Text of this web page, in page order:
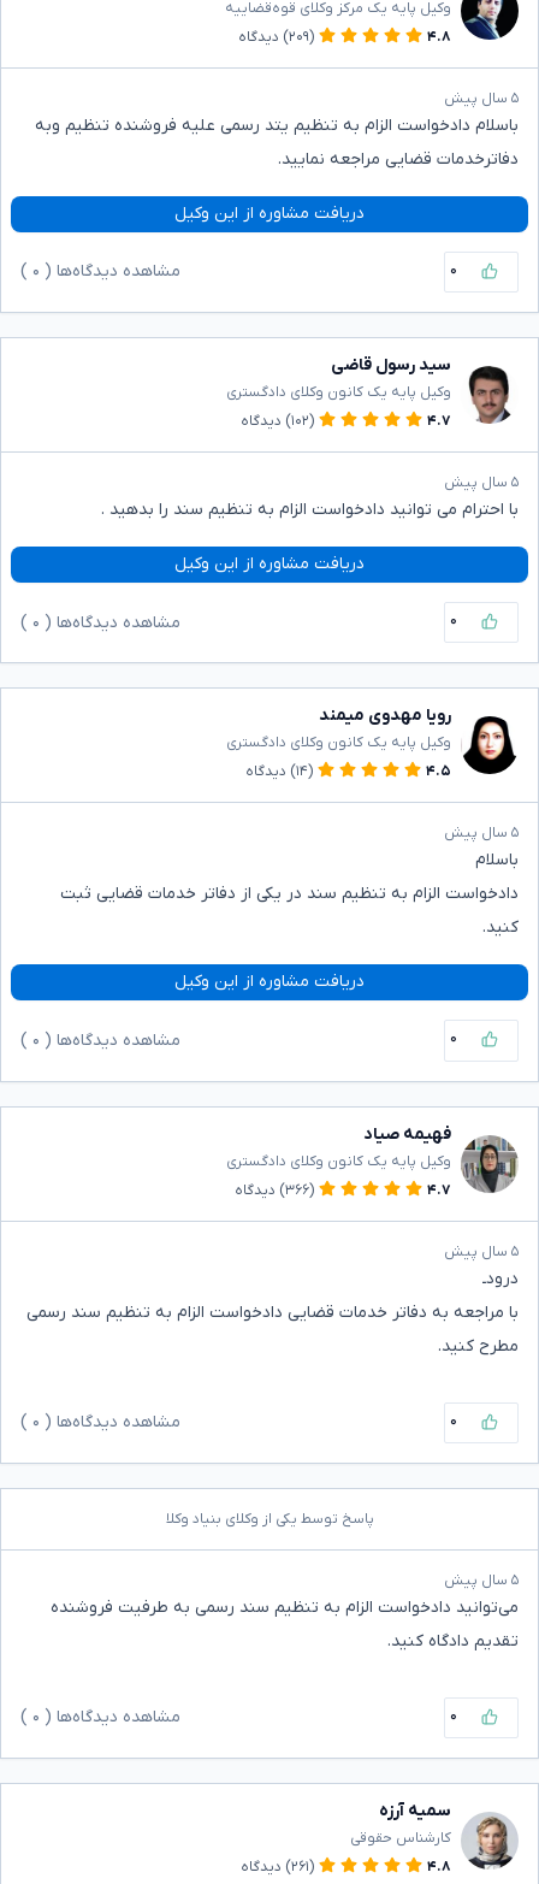
وکیل پایه یک مرکز وکلای قوه‌قضاییه
۴.۸
(۲۰۹) دیدگاه
۵ سال پیش
باسلام دادخواست الزام به تنظیم یتد رسمی علیه فروشنده تنظیم وبه
دفاترخدمات قضایی مراجعه نمایید.
دریافت مشاوره از این وکیل
۰ مشاهده دیدگاه‌ها ( ۰
سید رسول قاضی
وکیل پایه یک کانون وکلای دادگستری
۴.۷
(۱۰۲) دیدگاه
۵ سال پیش
با احترام می توانید دادخواست الزام به تنظیم سند را بدهید .
دریافت مشاوره از این وکیل
۰ مشاهده دیدگاه‌ها ( ۰
رویا مهدوی میمند
وکیل پایه یک کانون وکلای دادگستری
۴.۵
(۱۴) دیدگاه
۵ سال پیش
باسلام
دادخواست الزام به تنظیم سند در یکی از دفاتر خدمات قضایی ثبت
کنید.
دریافت مشاوره از این وکیل
۰ مشاهده دیدگاه‌ها ( ۰
فهیمه صیاد
وکیل پایه یک کانون وکلای دادگستری
۴.۷
(۳۶۶) دیدگاه
۵ سال پیش
درودـ
با مراجعه به دفاتر خدمات قضایی دادخواست الزام به تنظیم سند رسمی
مطرح کنید.
۰ مشاهده دیدگاه‌ها ( ۰
پاسخ توسط یکی از وکلای بنیاد وکلا
۵ سال پیش
می‌توانید دادخواست الزام به تنظیم سند رسمی به طرفیت فروشنده
تقدیم دادگاه کنید.
۰ مشاهده دیدگاه‌ها ( ۰
سمیه آرزه
کارشناس حقوقی
۴.۸
(۲۶۱) دیدگاه